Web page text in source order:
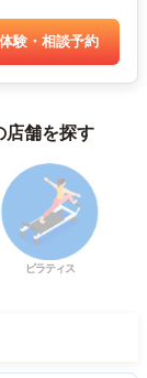
体験・相談予約
店舗を探す
ピラティス